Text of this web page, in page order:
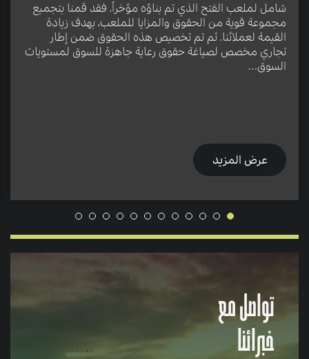
شامل لملعب الفتح الذي تم بناؤه مؤخراً. فقد قمنا بتجميع
مجموعة قوية من الحقوق والمزايا للملعب، بهدف زيادة
القيمة لعملائنا. ثم تم تخصيص هذه الحقوق ضمن إطار
تجاري مخصص لصياغة حقوق رعاية جاهزة للسوق لمستويات
السوق…
عرض المزيد
تواصل مع
خبرائنا